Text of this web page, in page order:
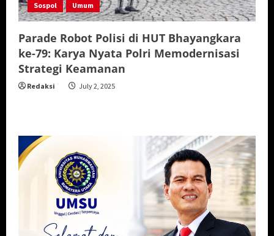
Sospol Umum
Parade Robot Polisi di HUT Bhayangkara
ke-79: Karya Nyata Polri Memodernisasi
Strategi Keamanan
Redaksi July 2, 2025